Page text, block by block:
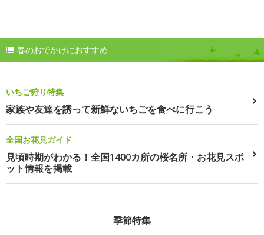
春のおでかけにおすすめ
いちご狩り特集
家族や友達を誘って新鮮ないちごを食べに行こう
全国お花見ガイド
見頃時期がわかる！全国1400カ所の桜名所・お花見スポ
ット情報を掲載
季節特集